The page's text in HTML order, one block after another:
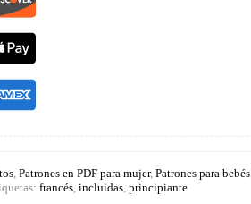
Patrones en PDF para mujer, Patrones para bebés
francés incluidas principiante